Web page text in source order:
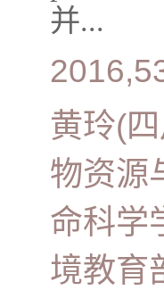
并...
黄玲(
物资源
命科学
境教育